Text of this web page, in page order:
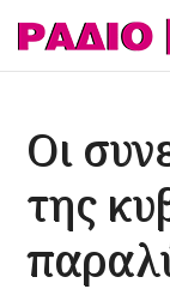
Οι
της